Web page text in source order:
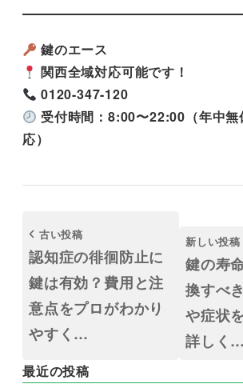
鍵のエース
関西全域対応可能です！
0120-347-120
受付時間：8:00〜22:00（年中
応）
古い投稿
認知症の徘徊防止に
鍵は有効？費用と注
意点をプロがわかり
やすく…
新しい投稿
鍵の寿
換すべ
や症状
詳しく…
最近の投稿